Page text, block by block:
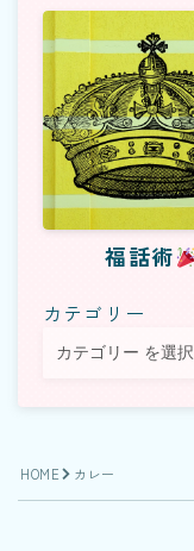
福話術
福話術
カテゴリー
HOME カレー